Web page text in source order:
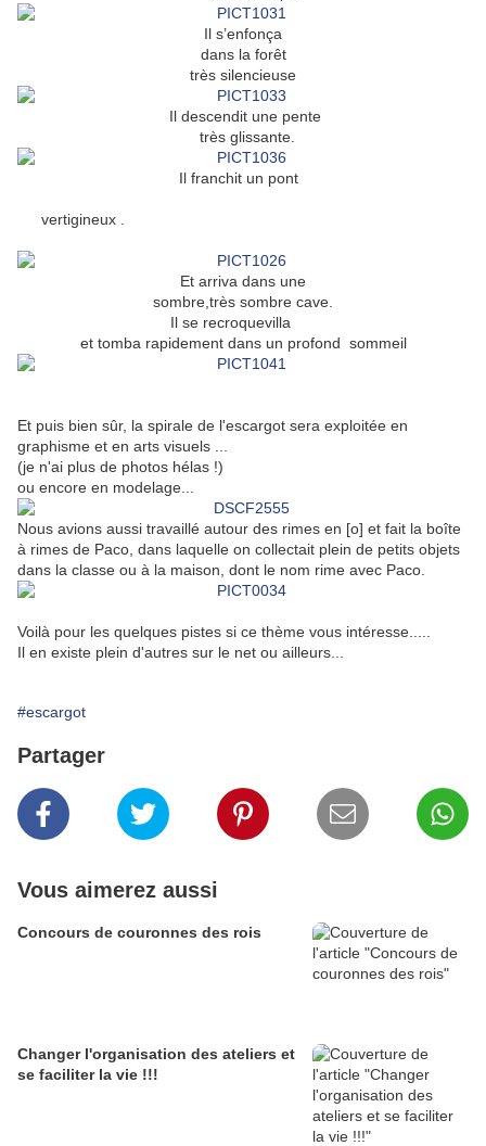
Il s’enfonça
dans la forêt
très silencieuse
Il descendit une pente
très glissante.
Il franchit un pont
vertigineux .
Et arriva dans une
sombre,très sombre cave.
Il se recroquevilla
et tomba rapidement dans un profond sommeil
Et puis bien sûr, la spirale de l'escargot sera exploitée en
graphisme et en arts visuels ...
(je n'ai plus de photos hélas !)
ou encore en modelage...
Nous avions aussi travaillé autour des rimes en [o] et fait la boîte
à rimes de Paco, dans laquelle on collectait plein de petits objets
dans la classe ou à la maison, dont le nom rime avec Paco.
Voilà pour les quelques pistes si ce thème vous intéresse.....
Il en existe plein d'autres sur le net ou ailleurs...
#escargot
Partager
Vous aimerez aussi
Concours de couronnes des rois
Changer l'organisation des ateliers et
se faciliter la vie !!!